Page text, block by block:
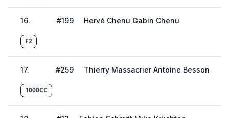
16. #199 Hervé Chenu Gabin Chenu
F2
17. #259 Thierry Massacrier Antoine Besson
1000CC